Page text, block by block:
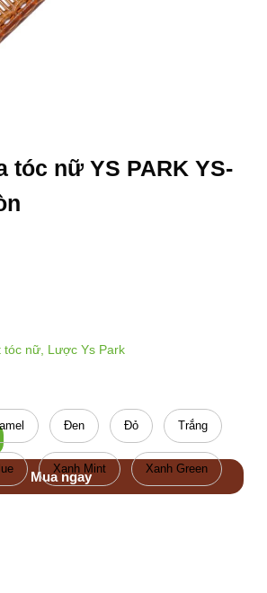
tóc nữ YS PARK YS-
Mua ngay
tóc nữ, Lược Ys Park
Đen Đỏ Trắng
Xanh Mint Xanh Green